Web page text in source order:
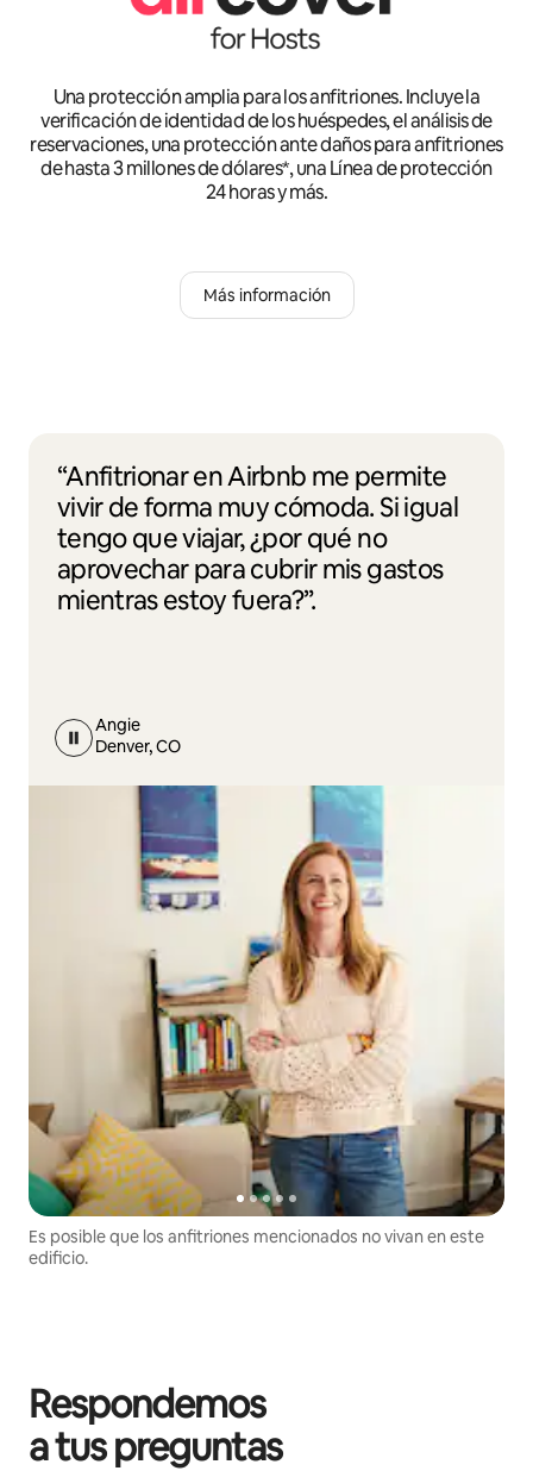
Una protección amplia para los anfitriones. Incluye la
verificación de identidad de los huéspedes, el análisis de
reservaciones, una protección ante daños para anfitriones
de hasta 3 millones de dólares*, una Línea de protección
24 horas y más.
Más información
“Anfitrionar en Airbnb me permite
vivir de forma muy cómoda. Si igual
tengo que viajar, ¿por qué no
aprovechar para cubrir mis gastos
mientras estoy fuera?”.
Angie
Denver, CO
Es posible que los anfitriones mencionados no vivan en este
edificio.
Respondemos
a tus preguntas